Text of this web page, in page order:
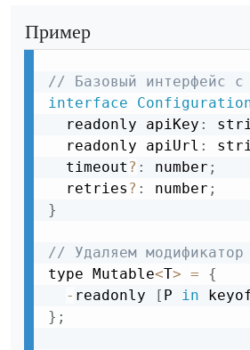
Пример
// Базовый интерфейс с
interface
  readonly apiKey
:
  readonly apiUrl
:
  timeout
? : number ;
  retries
? : number ;
}
// Удаляем
type Mutable<T> =
{
- readonly [ P in
} ;